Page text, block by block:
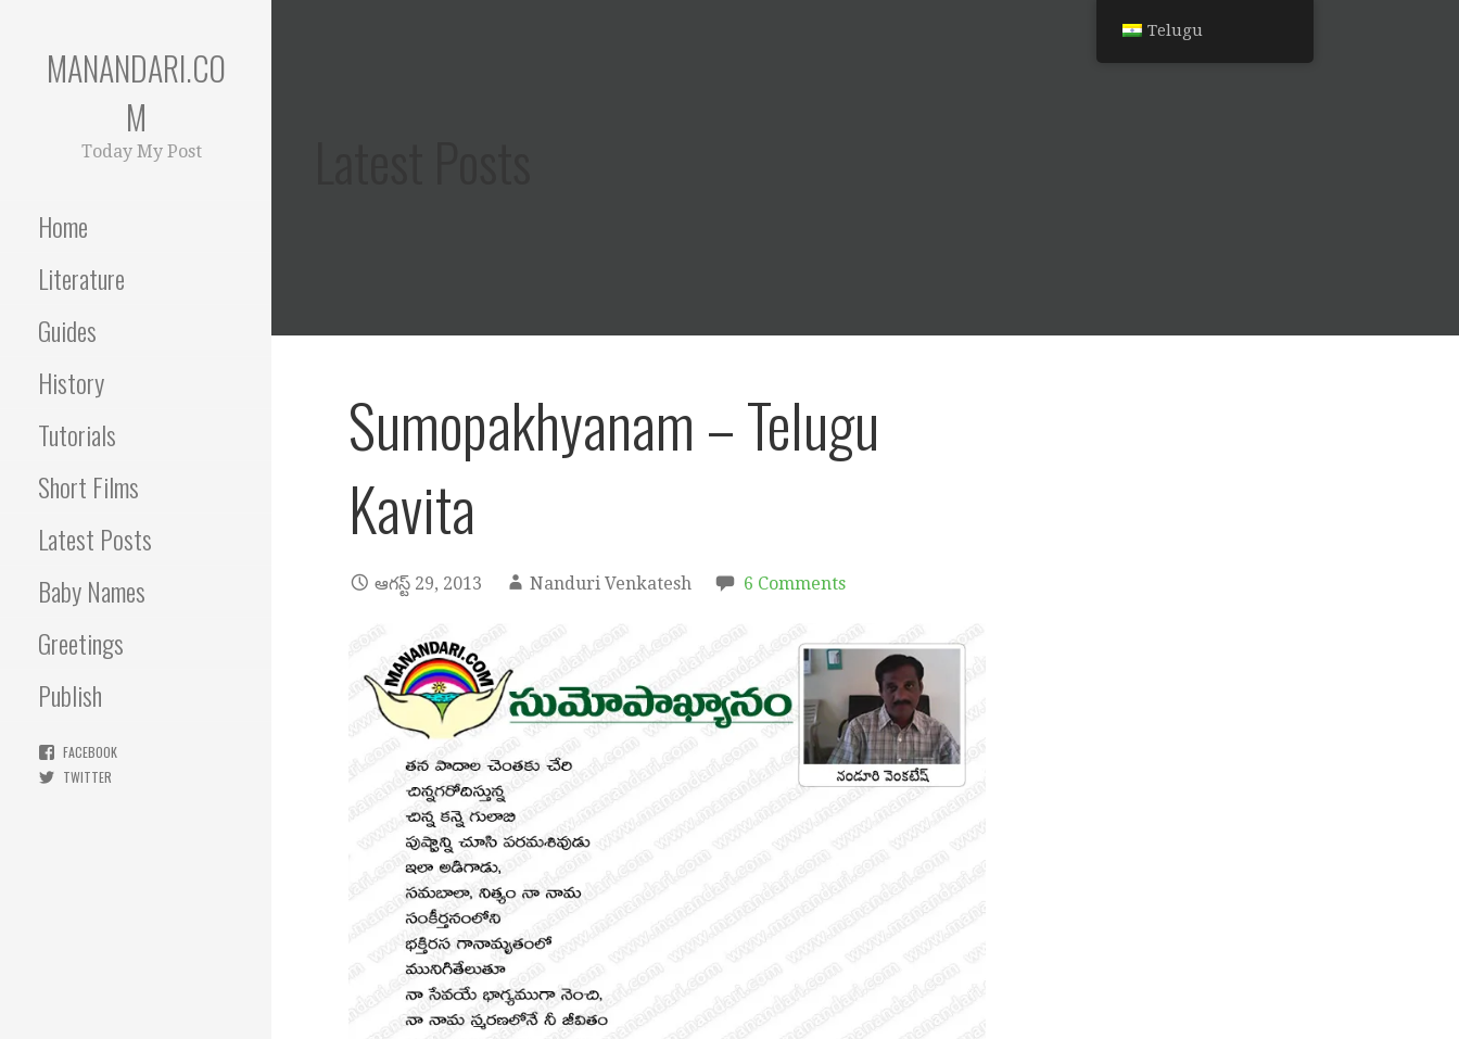
MANANDARI.CO
M
Today My Post
Home
Literature
Guides
History
Tutorials
Short Films
Latest Posts
Baby Names
Greetings
Publish
FACEBOOK
TWITTER
Sumopakhyanam – Telugu
Kavita
ఆగస్ట్ 29, 2013 Nanduri Venkatesh 6 Comments
Telugu